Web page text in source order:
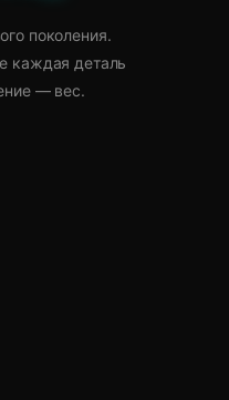
поколения.
каждая деталь
— вес.